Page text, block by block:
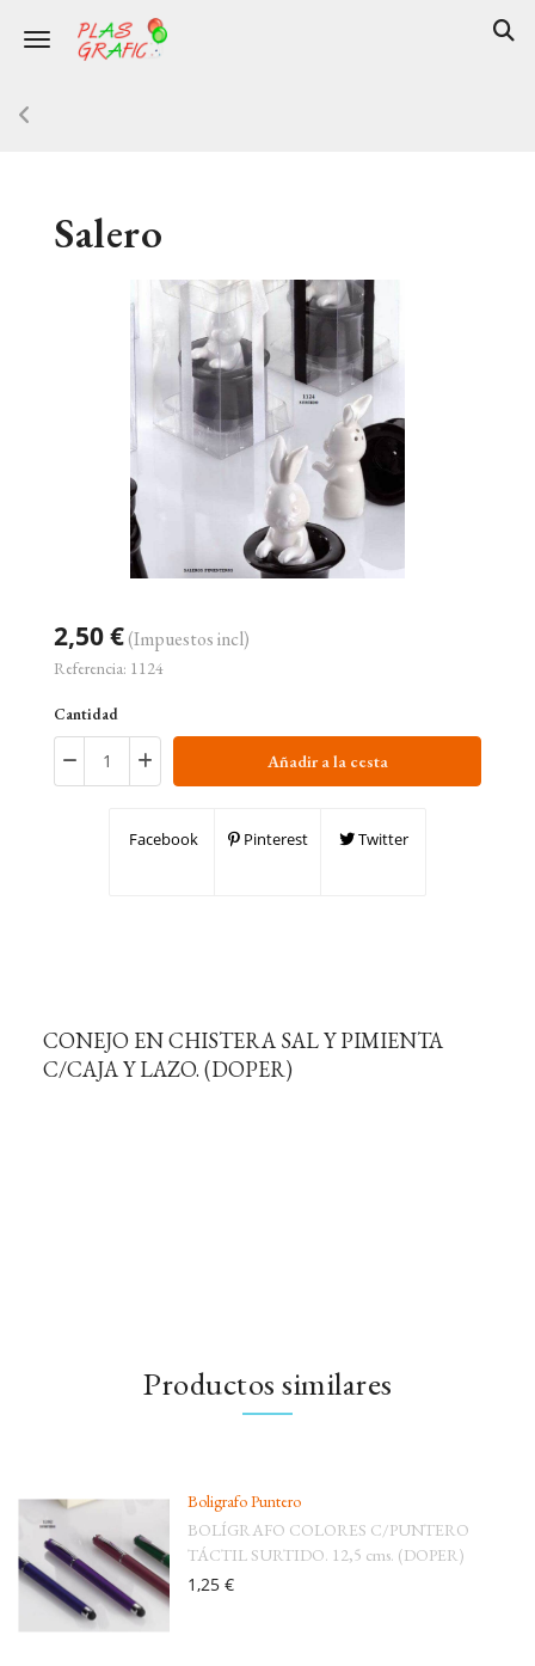
Toggle navigation
Salero
2,50 €(Impuestos incl)
Referencia: 1124
Cantidad
Añadir a la cesta
Facebook Pinterest Twitter
CONEJO EN CHISTERA SAL Y PIMIENTA
C/CAJA Y LAZO. (DOPER)
Productos similares
Boligrafo Puntero
BOLÍGRAFO COLORES C/PUNTERO
TÁCTIL SURTIDO. 12,5 cms. (DOPER)
1,25 €